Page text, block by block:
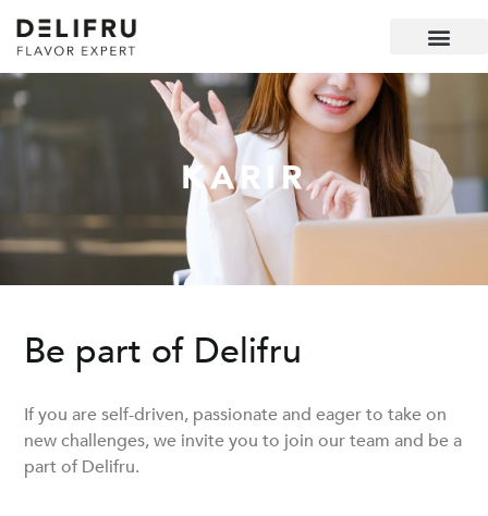
KARIR
Be part of Delifru
If you are self-driven, passionate and eager to take on
new challenges, we invite you to join our team and be a
part of Delifru.